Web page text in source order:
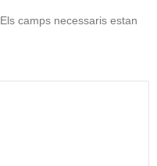
Els camps necessaris estan